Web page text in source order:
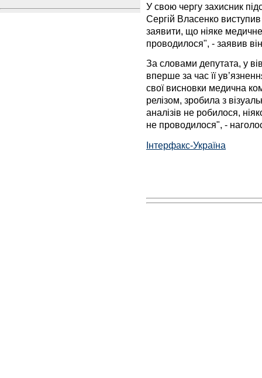
У свою чергу захисник
Сергій Власенко
заявити, що ніяке
проводилося", - заявив
За словами депутата, у
вперше за час її
свої висновки медична
релізом, зробила з
аналізів не робилося,
не проводилося", -
Інтерфакс-Україна